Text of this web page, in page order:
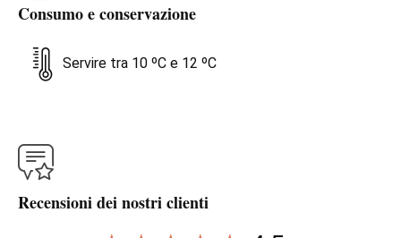
Consumo e conservazione
Servire tra 10 ºC e 12 ºC
Recensioni dei nostri clienti